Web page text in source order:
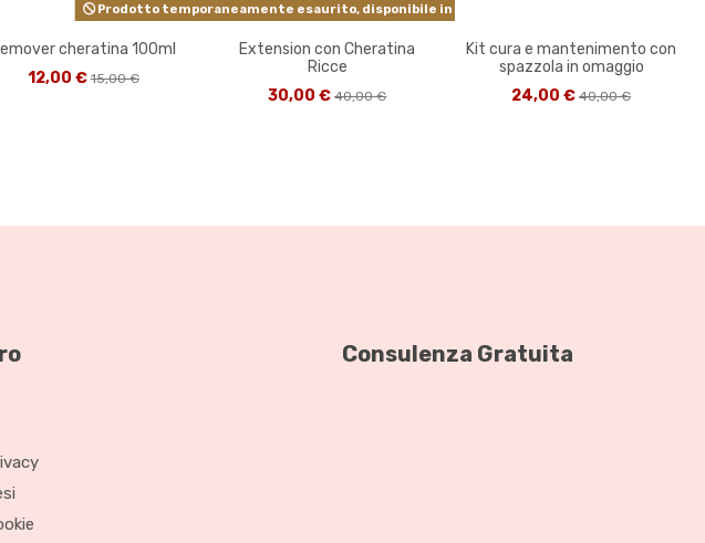
cheratina 100ml
12,00 € 15,00 €
Prodotto temporaneamente esaurito, disponibile in altre colorazioni.
Extension con Cheratina
Ricce
30,00 €40,00 €
Kit cura e mantenimento con
spazzola in omaggio
24,00 €40,00 €
Consulenza Gratuita